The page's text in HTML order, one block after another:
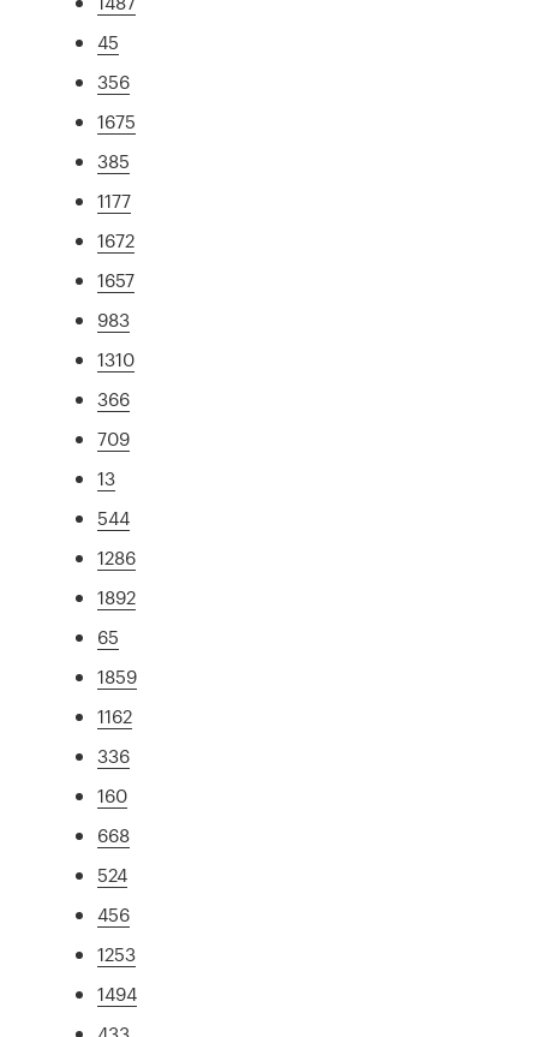
45
356
1675
385
1177
1672
1657
983
1310
366
709
13
544
1286
1892
65
1859
1162
336
160
668
524
456
1253
1494